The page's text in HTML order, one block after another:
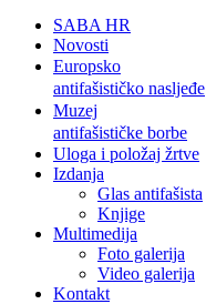
SABA HR
Novosti
Europsko
antifašističko nasljeđe
Muzej
antifašističke borbe
Uloga i položaj žrtve
Izdanja
Glas antifašista
Knjige
Multimedija
Foto galerija
Video galerija
Kontakt